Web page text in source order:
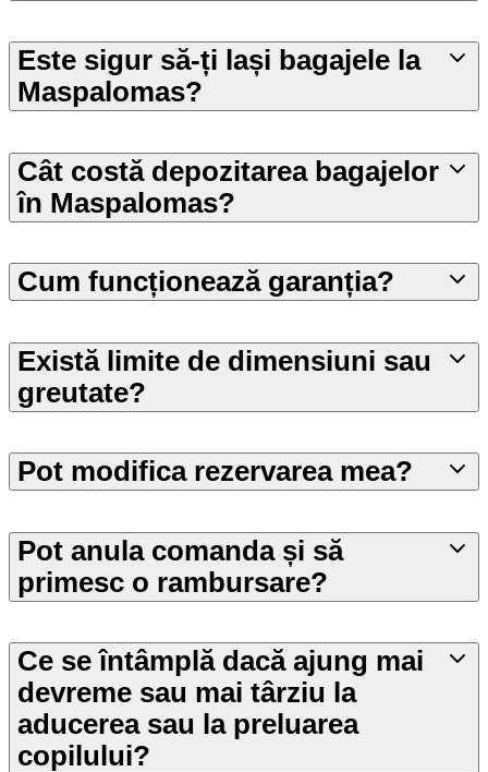
Este sigur să-ți lași bagajele la
Maspalomas?
Cât costă depozitarea bagajelor
în Maspalomas?
Cum funcționează garanția?
Există limite de dimensiuni sau
greutate?
Pot modifica rezervarea mea?
Pot anula comanda și să
primesc o rambursare?
Ce se întâmplă dacă ajung mai
devreme sau mai târziu la
aducerea sau la preluarea
copilului?